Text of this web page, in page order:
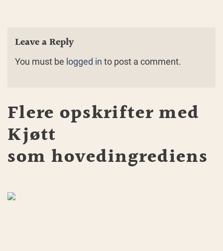
Leave a Reply
You must be logged in to post a comment.
Flere opskrifter med
Kjøtt
som hovedingrediens